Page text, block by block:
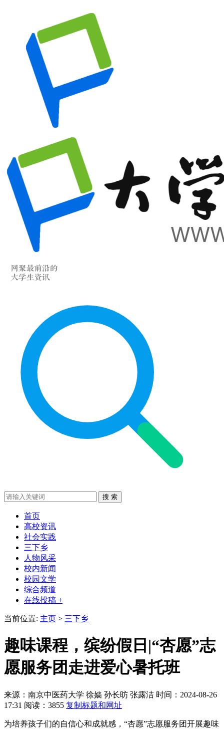
首页
高校资讯
社会实践
三下乡
人物风采
校内新闻
校园文学
综合频道
在线投稿 +
当前位置: 主页 > 三下乡
趣味课程，缤纷假日|“杏愿”志
愿服务团走进爱心暑托班
来源：南京中医药大学 徐嫱 孙长昉 张露洁 时间：2024-08-26
17:31 阅读：3855 复制标题和网址
为培养孩子们的自信心和成就感，“杏愿”志愿服务团开展趣味